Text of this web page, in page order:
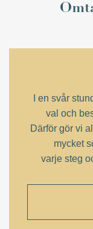
I en svår
val och
Därför gör vi
mycket
varje steg